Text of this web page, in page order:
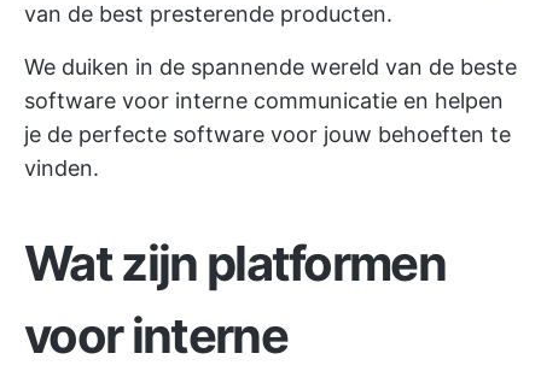
van de best presterende producten.
We duiken in de spannende wereld van de beste
software voor interne communicatie en helpen
je de perfecte software voor jouw behoeften te
vinden.
Wat zijn platformen
voor interne